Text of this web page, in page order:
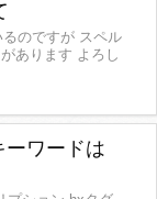
のですが スペル
あります よろし
ーワードは